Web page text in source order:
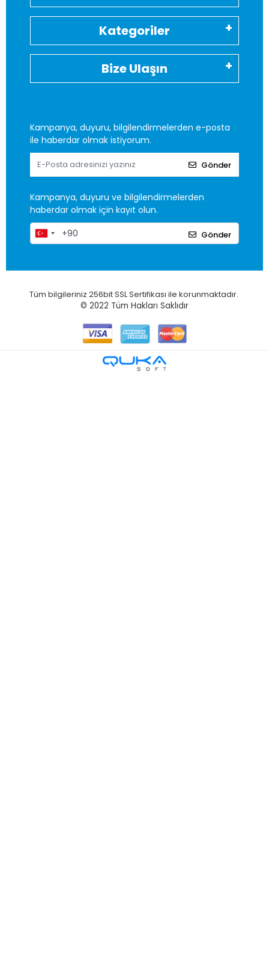
Kategoriler
Bize Ulaşın
Kampanya, duyuru, bilgilendirmelerden e-posta
ile haberdar olmak istiyorum.
Gönder
Kampanya, duyuru ve bilgilendirmelerden
haberdar olmak için kayıt olun.
Gönder
Tüm bilgileriniz 256bit SSL Sertifikası ile korunmaktadır.
© 2022 Tüm Hakları Saklıdır